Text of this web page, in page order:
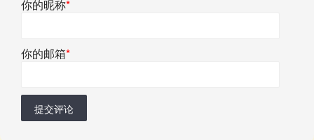
你的昵称*
你的邮箱*
提交评论